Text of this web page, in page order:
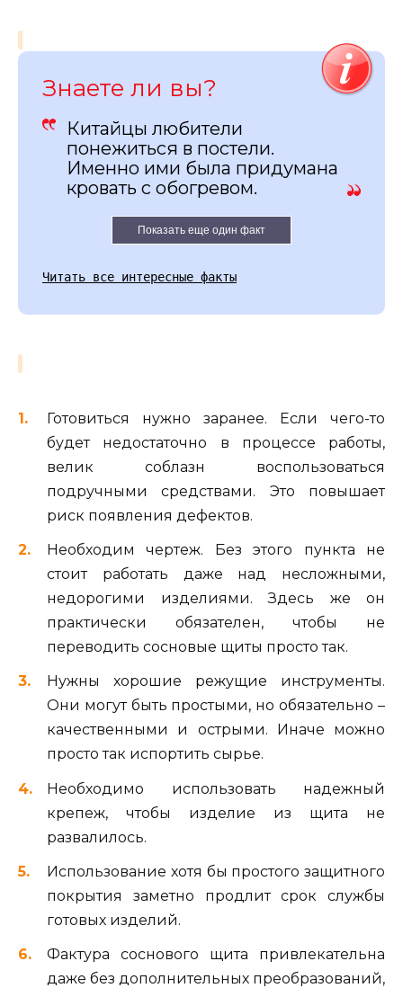
Знаете ли вы?
Китайцы любители
понежиться в постели.
Именно ими была придумана
кровать с обогревом.
Показать еще один факт
Читать все интересные факты
Готовиться нужно заранее. Если чего-то
будет недостаточно в процессе работы,
велик соблазн воспользоваться
подручными средствами. Это повышает
риск появления дефектов.
Необходим чертеж. Без этого пункта не
стоит работать даже над несложными,
недорогими изделиями. Здесь же он
практически обязателен, чтобы не
переводить сосновые щиты просто так.
Нужны хорошие режущие инструменты.
Они могут быть простыми, но обязательно –
качественными и острыми. Иначе можно
просто так испортить сырье.
Необходимо использовать надежный
крепеж, чтобы изделие из щита не
развалилось.
Использование хотя бы простого защитного
покрытия заметно продлит срок службы
готовых изделий.
Фактура соснового щита привлекательна
даже без дополнительных преобразований,